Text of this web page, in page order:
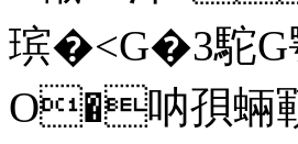
瑸 �<G�3駝
O�呐孭蜽